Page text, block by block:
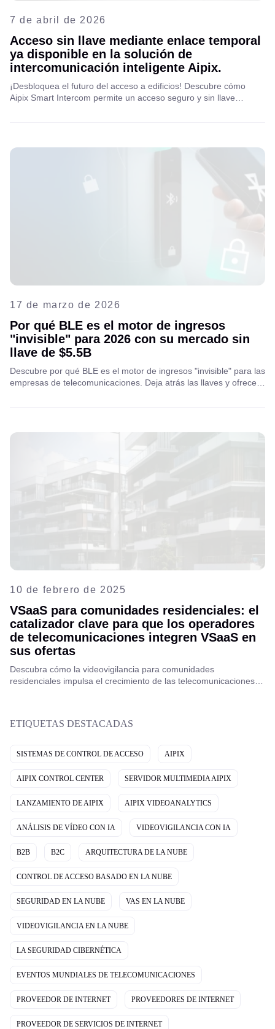
7 de abril de 2026
Acceso sin llave mediante enlace temporal
ya disponible en la solución de
intercomunicación inteligente Aipix.
¡Desbloquea el futuro del acceso a edificios! Descubre cómo
Aipix Smart Intercom permite un acceso seguro y sin llave
17 de marzo de 2026
Por qué BLE es el motor de ingresos
"invisible" para 2026 con su mercado sin
llave de $5.5B
Descubre por qué BLE es el motor de ingresos "invisible" para las
empresas de telecomunicaciones. Deja atrás las llaves y ofrece
10 de febrero de 2025
VSaaS para comunidades residenciales: el
catalizador clave para que los operadores
de telecomunicaciones integren VSaaS en
sus ofertas
Descubra cómo la videovigilancia para comunidades
residenciales impulsa el crecimiento de las telecomunicaciones:
ETIQUETAS DESTACADAS
SISTEMAS DE CONTROL DE ACCESO AIPIX
AIPIX CONTROL CENTER SERVIDOR MULTIMEDIA AIPIX
LANZAMIENTO DE AIPIX AIPIX VIDEOANALYTICS
ANÁLISIS DE VÍDEO CON IA VIDEOVIGILANCIA CON IA
B2B B2C ARQUITECTURA DE LA NUBE
CONTROL DE ACCESO BASADO EN LA NUBE
SEGURIDAD EN LA NUBE VAS EN LA NUBE
VIDEOVIGILANCIA EN LA NUBE
LA SEGURIDAD CIBERNÉTICA
EVENTOS MUNDIALES DE TELECOMUNICACIONES
PROVEEDOR DE INTERNET PROVEEDORES DE INTERNET
PROVEEDOR DE SERVICIOS DE INTERNET